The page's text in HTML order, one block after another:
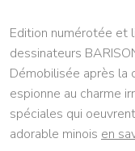
Edition numérotée et
dessinateurs
Démobilisée après la
espionne au charme
spéciales qui
adorable minois en